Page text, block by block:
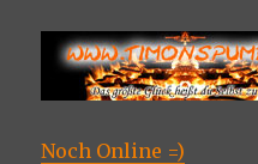
Noch Online =)